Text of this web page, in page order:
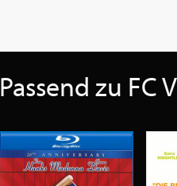
Passend zu FC